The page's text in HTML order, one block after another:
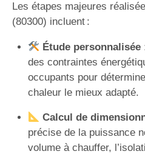
Les étapes majeures
(80300) incluent :
Étude personnalisée
des contraintes
occupants pour
chaleur le mieux adapté.
Calcul de
précise de la puissance
volume à chauffer,